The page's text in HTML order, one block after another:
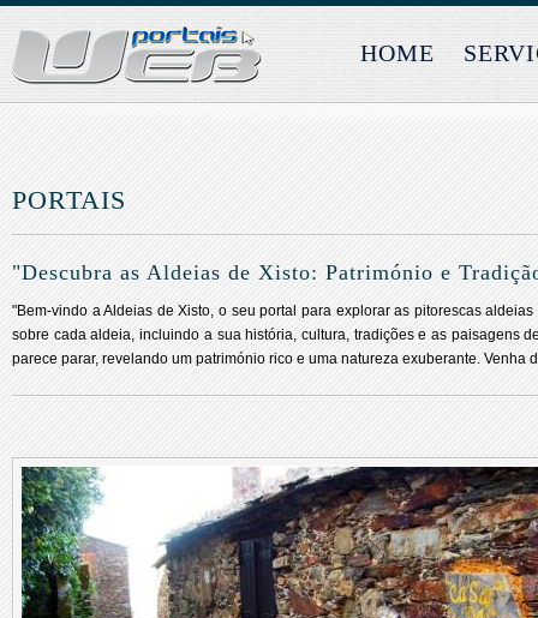
HOME
PORTAIS
"Descubra as Aldeias de Xisto: Património e
"Bem-vindo a Aldeias de Xisto, o seu portal para explorar as pitorescas
sobre cada aldeia, incluindo a sua história, cultura, tradições e as paisagens
parece parar, revelando um património rico e uma natureza exuberante.